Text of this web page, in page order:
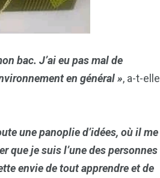
bac. J’ai eu pas mal de
en général », a-t-elle
une panoplie d’idées, où il me
que je suis l’une des personnes
envie de tout apprendre et de
Zambie
7